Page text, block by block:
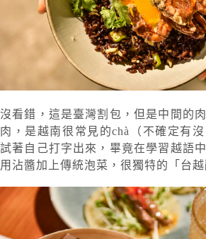
沒看錯，這是臺灣割包，但是中間的
肉，是越南很常見的chà（不確定有
試著自己打字出來，畢竟在學習越語
用沾醬加上傳統泡菜，很獨特的「台越